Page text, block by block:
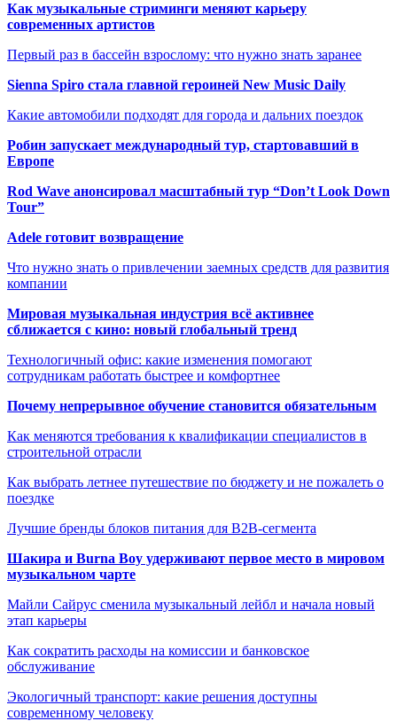
Как музыкальные стриминги меняют карьеру
современных артистов
Первый раз в бассейн взрослому: что нужно знать заранее
Sienna Spiro стала главной героиней New Music Daily
Какие автомобили подходят для города и дальних поездок
Робин запускает международный тур, стартовавший в
Европе
Rod Wave анонсировал масштабный тур “Don’t Look Down
Tour”
Adele готовит возвращение
Что нужно знать о привлечении заемных средств для развития
компании
Мировая музыкальная индустрия всё активнее
сближается с кино: новый глобальный тренд
Технологичный офис: какие изменения помогают
сотрудникам работать быстрее и комфортнее
Почему непрерывное обучение становится обязательным
Как меняются требования к квалификации специалистов в
строительной отрасли
Как выбрать летнее путешествие по бюджету и не пожалеть о
поездке
Лучшие бренды блоков питания для B2B-сегмента
Шакира и Burna Boy удерживают первое место в мировом
музыкальном чарте
Майли Сайрус сменила музыкальный лейбл и начала новый
этап карьеры
Как сократить расходы на комиссии и банковское
обслуживание
Экологичный транспорт: какие решения доступны
современному человеку